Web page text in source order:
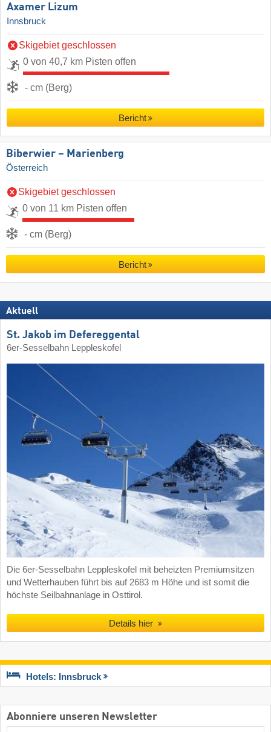
Axamer Lizum
Innsbruck
Skigebiet geschlossen
0 von 40,7 km Pisten offen
- cm (Berg)
Bericht
Biberwier – Marienberg
Österreich
Skigebiet geschlossen
0 von 11 km Pisten offen
- cm (Berg)
Bericht
Aktuell
St. Jakob im Defereggental
6er-Sesselbahn Leppleskofel
Die 6er-Sesselbahn Leppleskofel mit beheizten Premiumsitzen
und Wetterhauben führt bis auf 2683 m Höhe und ist somit die
höchste Seilbahnanlage in Osttirol.
Details hier
Hotels: Innsbruck
Abonniere unseren Newsletter